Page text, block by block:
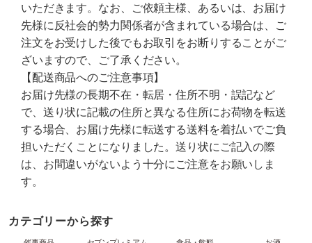
いただきます。なお、ご依頼主様、あるいは、お届け
先様に反社会的勢力関係者が含まれている場合は、ご
注文をお受けした後でもお取引をお断りすることがご
ざいますので、ご了承ください。
【配送商品へのご注意事項】
お届け先様の長期不在・転居・住所不明・誤記など
で、送り状に記載の住所と異なる住所にお荷物を転送
する場合、お届け先様に転送する送料を着払いでご負
担いただくことになりました。送り状にご記入の際
は、お間違いがないよう十分にご注意をお願いしま
す。
カテゴリーから探す